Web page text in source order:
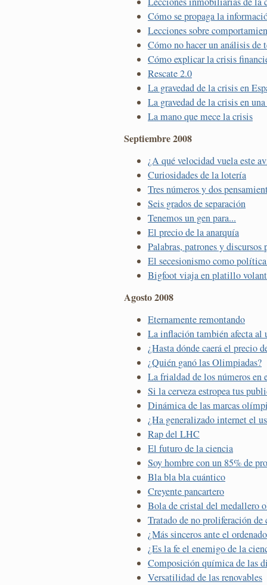
Cómo se propaga la
Lecciones sobre
Cómo no hacer un análisis de
Cómo explicar la crisis
Rescate 2.0
La gravedad de la crisis en
La gravedad de la crisis en
La mano que mece la crisis
Septiembre 2008
¿A qué velocidad vuela este
Curiosidades de la lotería
Tres números y dos
Seis grados de separación
Tenemos un gen para...
El precio de la anarquía
Palabras, patrones y
El secesionismo como
Bigfoot viaja en platillo
Agosto 2008
Eternamente remontando
La inflación también afecta al
¿Hasta dónde caerá el precio
¿Quién ganó las Olimpiadas?
La frialdad de los números en
Si la cerveza estropea tus
Dinámica de las marcas
¿Ha generalizado internet el
Rap del LHC
El futuro de la ciencia
Soy hombre con un 85% de
Bla bla bla cuántico
Creyente pancartero
Bola de cristal del medallero
Tratado de no proliferación
¿Más sinceros ante el
¿Es la fe el enemigo de la
Composición química de las
Versatilidad de las renovables